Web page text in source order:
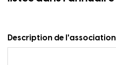
Description de l'association